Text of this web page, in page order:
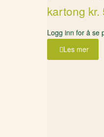
kartong kr.
Logg inn for å se
Les mer